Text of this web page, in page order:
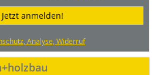
Jetzt anmelden!
Analyse, Widerruf